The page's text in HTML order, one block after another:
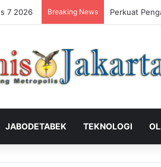
7 2026 Breaking News Perkuat
JABODETABEK TEKNOLOGI